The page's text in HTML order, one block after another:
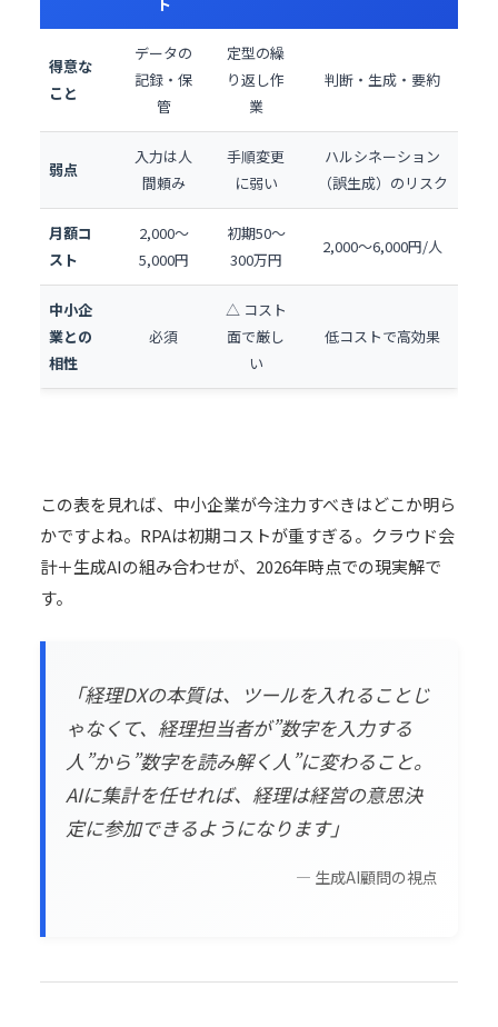
得意な
こと
データの
記録・保
管
定型の繰
り返し作
業
判断・生成・要約
弱点
入力は人
間頼み
手順変更
に弱い
ハルシネーション
（誤生成）のリスク
月額コ
スト
2,000〜
5,000円
初期50〜
300万円
2,000〜6,000円/人
中小企
業との
相性
必須
△ コスト
面で厳し
い
低コストで高効果
この表を見れば、中小企業が今注力すべきはどこか明ら
かですよね。RPAは初期コストが重すぎる。クラウド会
計＋生成AIの組み合わせが、2026年時点での現実解で
す。
「経理DXの本質は、ツールを入れることじ
ゃなくて、経理担当者が”数字を入力する
人”から”数字を読み解く人”に変わること。
AIに集計を任せれば、経理は経営の意思決
定に参加できるようになります」
— 生成AI顧問の視点